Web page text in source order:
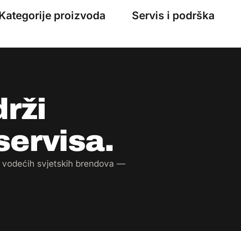
proizvoda Servis i podrška
vodećih svjetskih brendova —